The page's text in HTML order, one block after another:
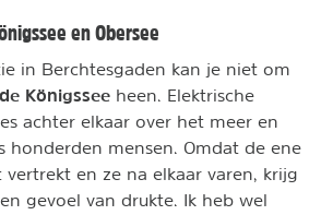
en Obersee
in Berchtesgaden kan je niet om
Königssee heen. Elektrische
achter elkaar over het meer en
honderden mensen. Omdat de ene
en ze na elkaar varen, krijg
gevoel van drukte. Ik heb wel